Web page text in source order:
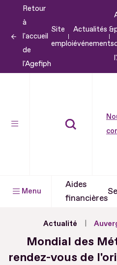
contenu
Retour
à
l'accueil
de
l'Agefiph
Site
emploi
Actualités &
événements
Menu
Aides
financières
Actualité
Mondial des
rendez-vous de